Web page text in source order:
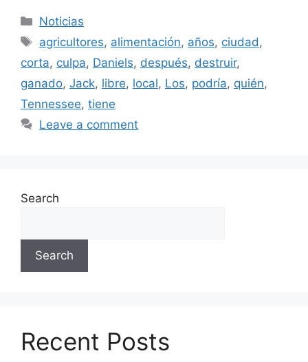
Categories
Noticias
Tags
agricultores, alimentación, años, ciudad ,
corta, culpa, Daniels, después, destruir,
ganado, Jack, libre, local, Los, podría, quién,
Tennessee, tiene
Leave a comment
Search
Search
Recent Posts